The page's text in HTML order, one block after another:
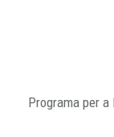
Programa per